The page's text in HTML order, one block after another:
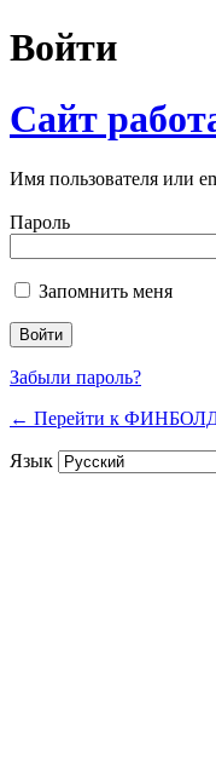
Войти
Сайт
Имя пользователя или
Пароль
Запомнить меня
Забыли пароль?
← Перейти к
Язык